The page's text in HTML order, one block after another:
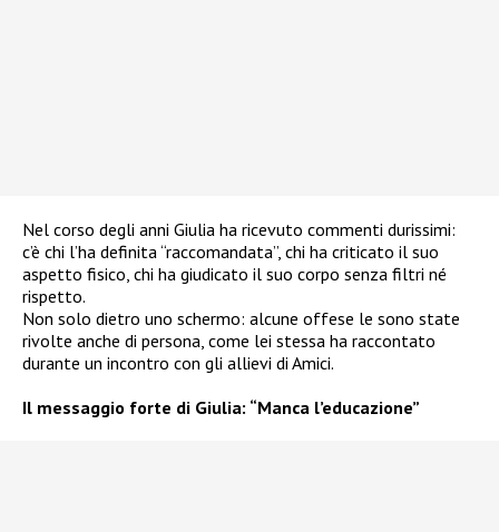
Nel corso degli anni Giulia ha ricevuto commenti durissimi:
c’è chi l’ha definita “raccomandata”, chi ha criticato il suo
aspetto fisico, chi ha giudicato il suo corpo senza filtri né
rispetto.
Non solo dietro uno schermo: alcune offese le sono state
rivolte anche di persona, come lei stessa ha raccontato
durante un incontro con gli allievi di Amici.
Il messaggio forte di Giulia: “Manca l’educazione”